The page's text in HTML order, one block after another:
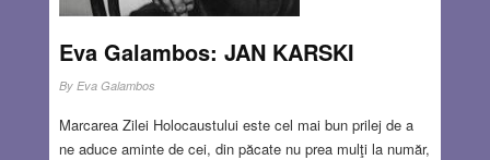
Eva Galambos: JAN KARSKI
By Eva Galambos
Marcarea Zilei Holocaustului este cel mai bun prilej de a
ne aduce aminte de cei, din păcate nu prea mulţi la număr,